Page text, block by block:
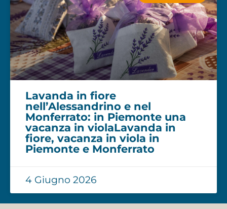
Lavanda in fiore
nell’Alessandrino e nel
Monferrato: in Piemonte una
vacanza in violaLavanda in
fiore, vacanza in viola in
Piemonte e Monferrato
4 Giugno 2026